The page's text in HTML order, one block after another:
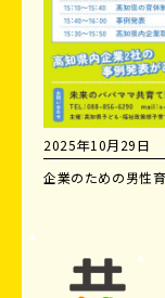
2025年10月29日
企業のための男性